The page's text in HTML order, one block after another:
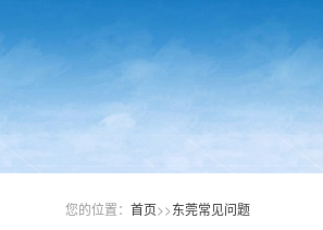
您的位置： 首页>>东莞常见问题